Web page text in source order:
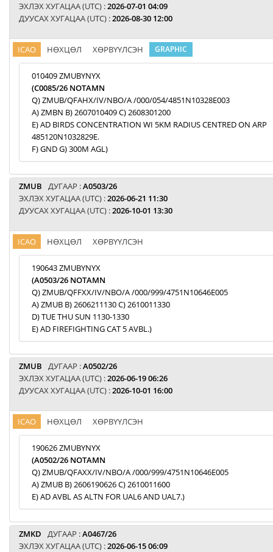
ЭХЛЭХ ХУГАЦАА (UTC) :2026-07-01 04:09
ДУУСАХ ХУГАЦАА (UTC) :2026-08-30 12:00
ICAO НӨХЦӨЛ ХӨРВҮҮЛСЭН GRAPHIC
010409 ZMUBYNYX
(C0085/26 NOTAMN
Q) ZMUB/QFAHX/IV/NBO/A /000/054/4851N10328E003
A) ZMBN B) 2607010409 C) 2608301200
E) AD BIRDS CONCENTRATION WI 5KM RADIUS CENTRED ON ARP
485120N1032829E.
F) GND G) 300M AGL)
ZMUB ДУГААР :A0503/26
ЭХЛЭХ ХУГАЦАА (UTC) :2026-06-21 11:30
ДУУСАХ ХУГАЦАА (UTC) :2026-10-01 13:30
ICAO НӨХЦӨЛ ХӨРВҮҮЛСЭН
190643 ZMUBYNYX
(A0503/26 NOTAMN
Q) ZMUB/QFFXX/IV/NBO/A /000/999/4751N10646E005
A) ZMUB B) 2606211130 C) 2610011330
D) TUE THU SUN 1130-1330
E) AD FIREFIGHTING CAT 5 AVBL.)
ZMUB ДУГААР :A0502/26
ЭХЛЭХ ХУГАЦАА (UTC) :2026-06-19 06:26
ДУУСАХ ХУГАЦАА (UTC) :2026-10-01 16:00
ICAO НӨХЦӨЛ ХӨРВҮҮЛСЭН
190626 ZMUBYNYX
(A0502/26 NOTAMN
Q) ZMUB/QFAXX/IV/NBO/A /000/999/4751N10646E005
A) ZMUB B) 2606190626 C) 2610011600
E) AD AVBL AS ALTN FOR UAL6 AND UAL7.)
ZMKD ДУГААР :A0467/26
ЭХЛЭХ ХУГАЦАА (UTC) :2026-06-15 06:09